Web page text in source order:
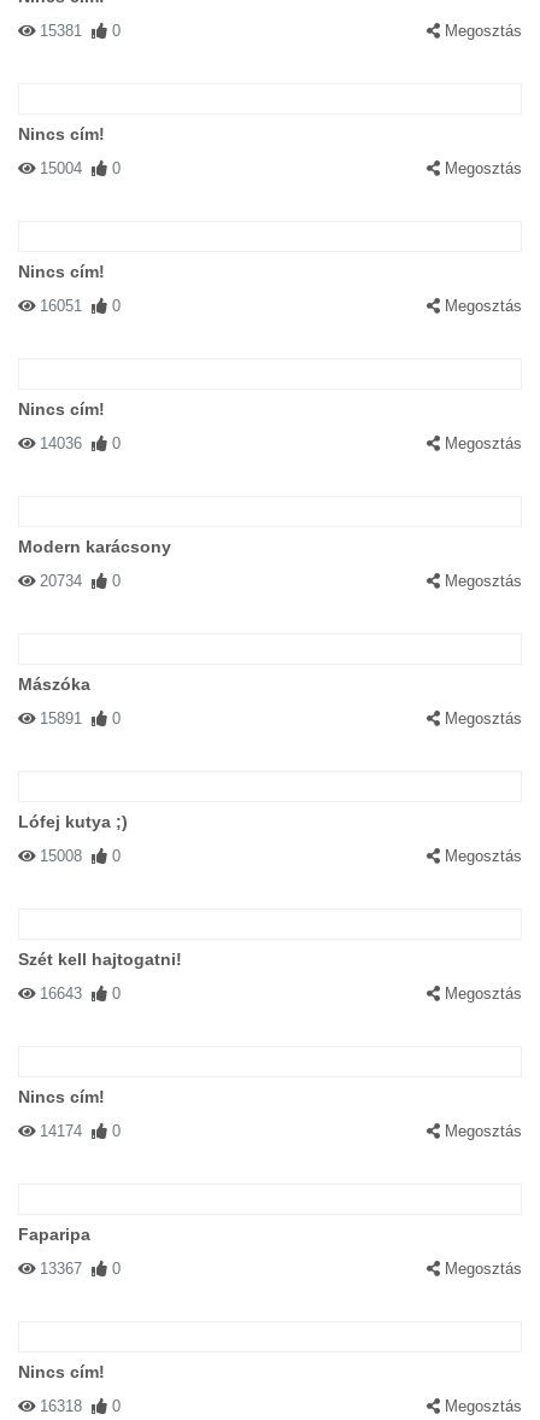
15381 0 Megosztás
Nincs cím!
15004 0 Megosztás
Nincs cím!
16051 0 Megosztás
Nincs cím!
14036 0 Megosztás
Modern karácsony
20734 0 Megosztás
Mászóka
15891 0 Megosztás
Lófej kutya ;)
15008 0 Megosztás
Szét kell hajtogatni!
16643 0 Megosztás
Nincs cím!
14174 0 Megosztás
Faparipa
13367 0 Megosztás
Nincs cím!
16318 0 Megosztás